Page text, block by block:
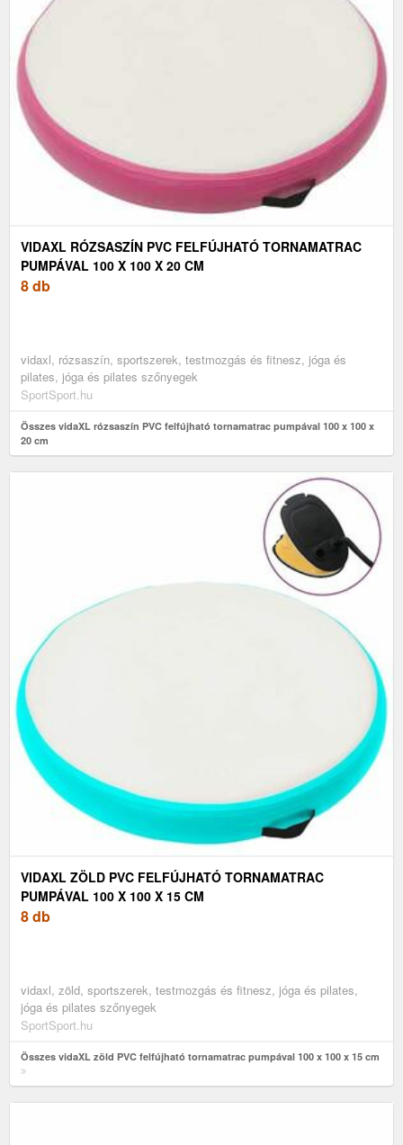
VIDAXL RÓZSASZÍN PVC FELFÚJHATÓ TORNAMATRAC
PUMPÁVAL 100 X 100 X 20 CM
8 db
vidaxl, rózsaszín, sportszerek, testmozgás és fitnesz, jóga és
pilates, jóga és pilates szőnyegek
SportSport.hu
Összes vidaXL rózsaszín PVC felfújható tornamatrac pumpával 100 x 100 x
20 cm
VIDAXL ZÖLD PVC FELFÚJHATÓ TORNAMATRAC
PUMPÁVAL 100 X 100 X 15 CM
8 db
vidaxl, zöld, sportszerek, testmozgás és fitnesz, jóga és pilates,
jóga és pilates szőnyegek
SportSport.hu
Összes vidaXL zöld PVC felfújható tornamatrac pumpával 100 x 100 x 15 cm